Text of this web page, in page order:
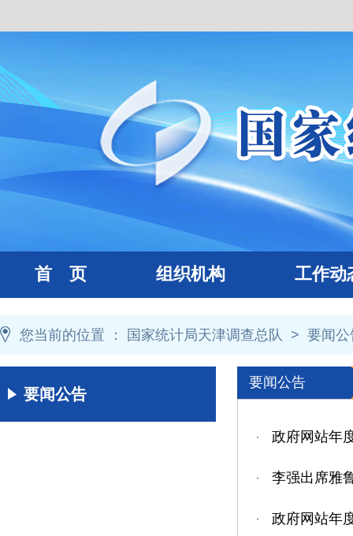
首 页 组织机构 工作动
您当前的位置 ： 国家统计局天津调查总队 > 要闻公
要闻公告
要闻公告
· 政府网站年
· 李强出席雅
· 政府网站年